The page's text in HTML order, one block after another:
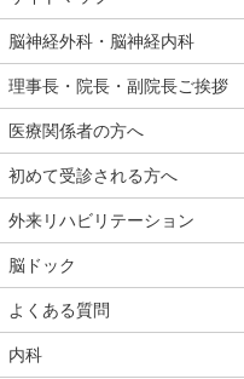
脳神経外科・脳神経内科
理事長・院長・副院長ご挨拶
医療関係者の方へ
初めて受診される方へ
外来リハビリテーション
脳ドック
よくある質問
内科